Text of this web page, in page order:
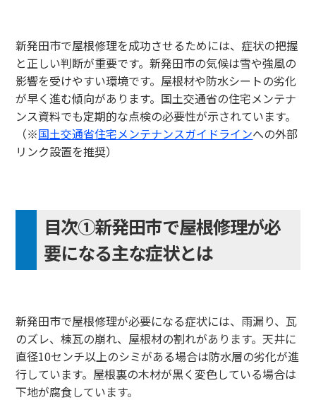
新発田市で屋根修理を成功させるためには、症状の把握
と正しい判断が重要です。新発田市の気候は雪や強風の
影響を受けやすい環境です。屋根材や防水シートの劣化
が早く進む傾向があります。国土交通省の住宅メンテナ
ンス資料でも定期的な点検の必要性が示されています。
（※国土交通省住宅メンテナンスガイドラインへの外部
リンク設置を推奨）
目次①新発田市で屋根修理が必
要になる主な症状とは
新発田市で屋根修理が必要になる症状には、雨漏り、瓦
のズレ、棟瓦の崩れ、屋根材の割れがあります。天井に
直径10センチ以上のシミがある場合は防水層の劣化が進
行しています。屋根裏の木材が黒く変色している場合は
下地が腐食しています。